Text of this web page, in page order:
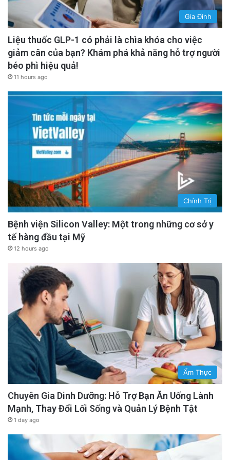
kịp đi vào hệ tiêu hóa.
Giao tiếp xã hội và sự sống còn của cộng
đồng
Cái nhăn mặt không tự chủ không chỉ được coi
như một cơ chế phòng vệ, nó còn là một hình
thức giao tiếp phi ngôn ngữ quan trọng mang
tính sống còn.
Tín hiệu cảnh báo thị giác
Con người là sinh vật xã hội và sự sinh tồn của
từng người gắn liền với của cả nhóm. Khi một
thành viên trong bộ lạc nếm thử một loại quả
người xung quanh nhận được một thông điệp
Gia Đình
Liệu thuốc GLP-1 có phải là chìa khóa cho việc
giảm cân của bạn? Khám phá khả năng hỗ trợ người
béo phì hiệu quả!
11 hours ago
Chính Trị
Bệnh viện Silicon Valley: Một trong những cơ sở y
tế hàng đầu tại Mỹ
12 hours ago
Ẩm Thực
Chuyên Gia Dinh Dưỡng: Hỗ Trợ Bạn Ăn Uống Lành
Mạnh, Thay Đổi Lối Sống và Quản Lý Bệnh Tật
1 day ago